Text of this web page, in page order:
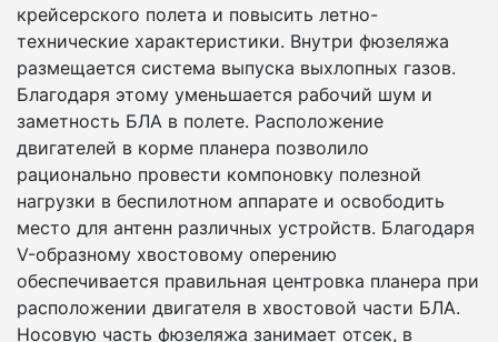
крейсерского полета и повысить летно-
технические характеристики. Внутри фюзеляжа
размещается система выпуска выхлопных газов.
Благодаря этому уменьшается рабочий шум и
заметность БЛА в полете. Расположение
двигателей в корме планера позволило
рационально провести компоновку полезной
нагрузки в беспилотном аппарате и освободить
место для антенн различных устройств. Благодаря
V-образному хвостовому оперению
обеспечивается правильная центровка планера при
расположении двигателя в хвостовой части БЛА.
Носовую часть фюзеляжа занимает отсек, в